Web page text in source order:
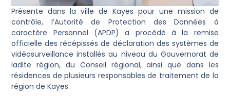
Présente dans la ville de Kayes pour une mission de
contrôle, l’Autorité de Protection des Données à
caractère Personnel (APDP) a procédé à la remise
officielle des récépissés de déclaration des systèmes de
vidéosurveillance installés au niveau du Gouvernorat de
ladite région, du Conseil régional, ainsi que dans les
résidences de plusieurs responsables de traitement de la
région de Kayes.